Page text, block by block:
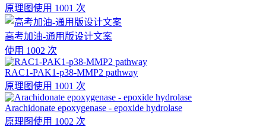
原理图使用 1001 次
高考加油-通用版设计文案
使用 1002 次
RAC1-PAK1-p38-MMP2 pathway
原理图使用 1001 次
Arachidonate epoxygenase - epoxide hydrolase
原理图使用 1002 次